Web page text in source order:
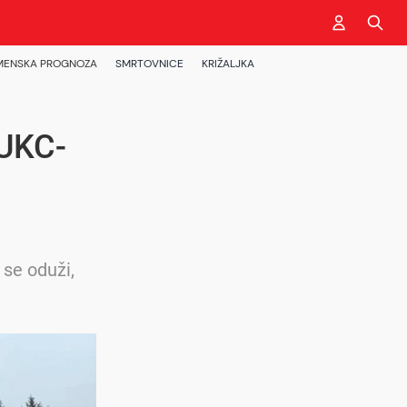
PROGNOZA SMRTOVNICE KRIŽALJKA
oduži,